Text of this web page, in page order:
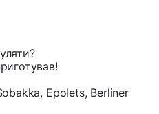
Epolets, Berliner